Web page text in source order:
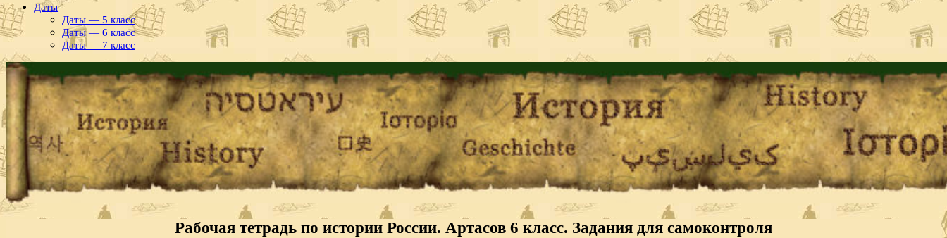
Даты
Даты — 5 класс
Даты — 6 класс
Даты — 7 класс
Рабочая тетрадь по истории России. Артасов 6 класс. Задания для самоконтроля